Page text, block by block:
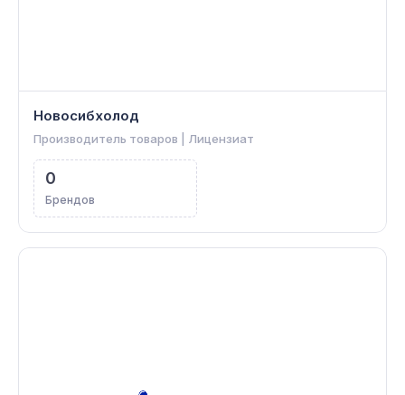
Новосибхолод
Производитель товаров | Лицензиат
0
Брендов